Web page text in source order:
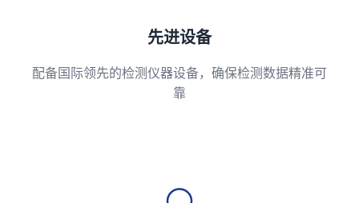
先进设备
配备国际领先的检测仪器设备，确保检测数据精准可
靠